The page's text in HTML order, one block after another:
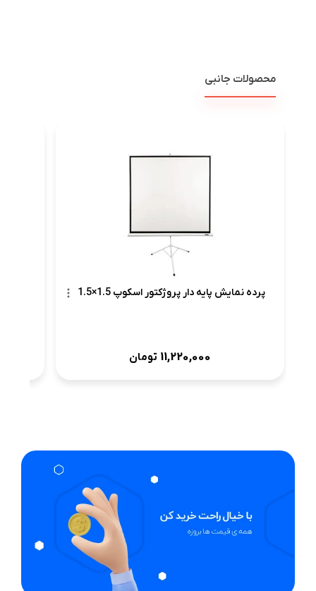
محصولات جانبی
پرده نمایش پایه دار پروژکتور اسکوپ 1.5×1.5
11,220,000 تومان